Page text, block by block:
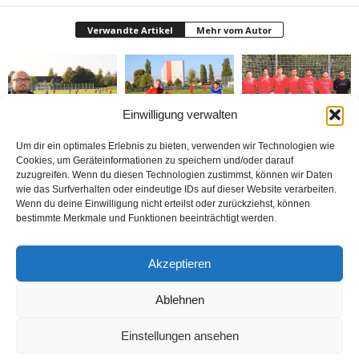
Einwilligung verwalten
Um dir ein optimales Erlebnis zu bieten, verwenden wir Technologien wie
Cookies, um Geräteinformationen zu speichern und/oder darauf
zuzugreifen. Wenn du diesen Technologien zustimmst, können wir Daten
wie das Surfverhalten oder eindeutige IDs auf dieser Website verarbeiten.
Wenn du deine Einwilligung nicht erteilst oder zurückziehst, können
bestimmte Merkmale und Funktionen beeinträchtigt werden.
Akzeptieren
Ablehnen
Einstellungen ansehen
Verwandte Artikel Mehr vom Autor
İlk maçı 25 Eylül’de
Hamm Türkspor’a nazar
SC Bosporus alt
sıralardan kurtulamıyor
sahasında 2-1 eledi
Mültecilerle dayanışma
turnuvası yapılacak